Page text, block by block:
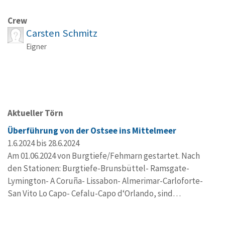
Crew
Carsten Schmitz
Eigner
Aktueller Törn
Überführung von der Ostsee ins Mittelmeer
1.6.2024 bis 28.6.2024
Am 01.06.2024 von Burgtiefe/Fehmarn gestartet. Nach
den Stationen: Burgtiefe-Brunsbüttel- Ramsgate-
Lymington- A Coruña- Lissabon- Almerimar-Carloforte-
San Vito Lo Capo- Cefalu-Capo d‘Orlando, sind…